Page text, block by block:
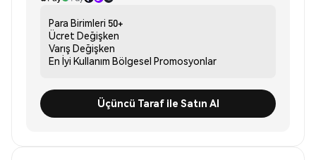
Para Birimleri 50+
Ücret Değişken
Varış Değişken
En İyi Kullanım Bölgesel Promosyonlar
Üçüncü Taraf ile Satın Al